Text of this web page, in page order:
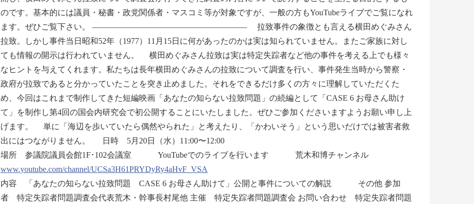
のです。基本的には議員・秘書・政党関係者・マスコミ等が対象ですが、一般の方もYouTubeライブでご覧になれ
ます。ぜひご覧下さい。 ——————————————————— 拉致事件の象徴とも言える横田めぐみさん
拉致。しかし事件当日昭和52年（1977）11月15日に何があったのかは実は知られていません。またご家族に対し
ても情報の開示は行われていません。 横田めぐみさん拉致は実は特定失踪者など他の事件を考える上でも様々
なヒントを与えてくれます。私たちは長年横田めぐみさんの拉致について調査を行い、事件発生当時から警察・
政府が拉致であると分かっていたことを突き止めました。それをできるだけ多くの方々に理解していただくた
め、今回はこれまで制作してきた短編映画「あなたの知らない拉致問題」の続編として「CASE 6 お母さん助け
て」を制作し第4回の国会内研究会で初公開することにいたしました。ぜひご参加くださいますようお願い申し上
げます。 単に「海辺を歩いていたら偶然やられた」と考えたり、「かわいそう」という思いだけでは被害者救
出にはつながりません。 日時 5月20日（水）11:00〜12:00
場所 参議院議員会館1F･102会議室 YouTubeでのライブを行います 荒木和博チャンネル
www.youtube.com/channel/UCSa3H61PRYDyRy4aHvF_VSA
内容 「あなたの知らない拉致問題 CASE 6 お母さん助けて」公開と事件についての解説 その他 参加
者 特定失踪者問題調査会代表荒木・幹事長村尾他 主催 特定失踪者問題調査会 お問い合わせ 特定失踪者問題